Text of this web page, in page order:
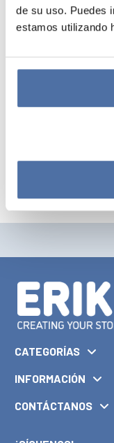
de su uso. Puedes
estamos utilizando
Lapicero fabricado en
poliresina en su interior,
escritura. Contiene un
permite interactuar con
carácter dinámico del
lapicero. Medidas: 14,5
CATEGORÍAS
INFORMACIÓN
CONTÁCTANOS